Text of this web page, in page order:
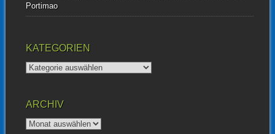
Portimao
KATEGORIEN
Kategorien
ARCHIV
Archiv